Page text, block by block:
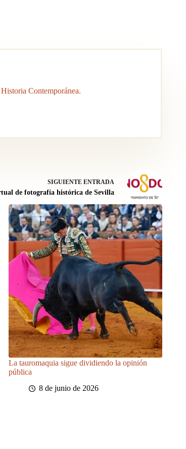
Contemporánea.
SIGUIENTE ENTRADA
de fotografía histórica de Sevilla
La tauromaquia sigue dividiendo la opinión
pública
8 de junio de 2026